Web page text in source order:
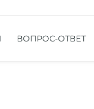
ВОПРОС-ОТВЕТ